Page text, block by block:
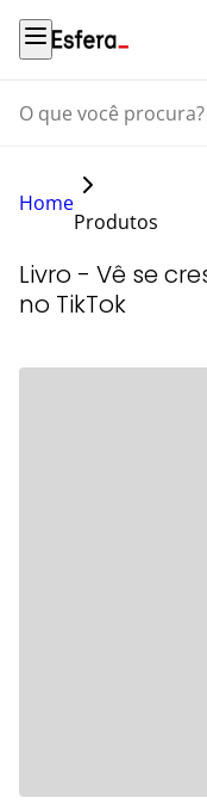
O que você procura?
Home
Produtos
Livro - Vê se
no TikTok